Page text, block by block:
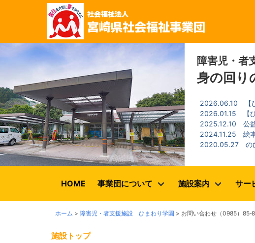
障害児・
身の回り
2026.06.10
2026.01.15
2025.12.10公
2024.11.25絵
2020.05.27の
HOME 事業団について 施設案内 サー
ホーム > 障害児・者支援施設 ひまわり学園 > お問い合わせ（0985）
施設トップ